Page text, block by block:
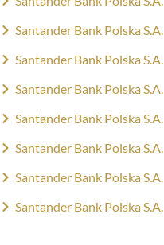
Santander Bank Polska S.A.
Santander Bank Polska S.A.
Santander Bank Polska S.A.
Santander Bank Polska S.A.
Santander Bank Polska S.A.
Santander Bank Polska S.A.
Santander Bank Polska S.A.